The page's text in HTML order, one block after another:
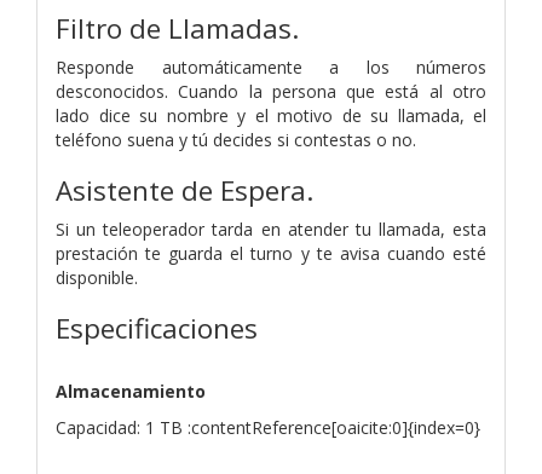
Filtro de Llamadas.
Responde automáticamente a los números
desconocidos. Cuando la persona que está al otro
lado dice su nombre y el motivo de su llamada, el
teléfono suena y tú decides si contestas o no.
Asistente de Espera.
Si un teleoperador tarda en atender tu llamada, esta
prestación te guarda el turno y te avisa cuando esté
disponible.
Especificaciones
Almacenamiento
Capacidad: 1 TB :contentReference[oaicite:0]{index=0}